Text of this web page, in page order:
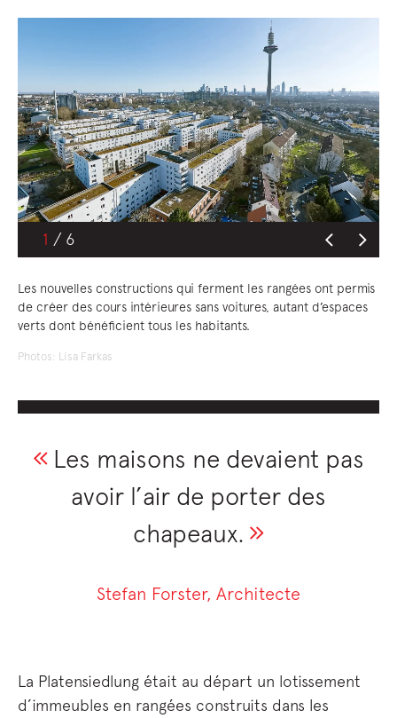
1
Les nouvelles constructions qui ferment les rangées ont permis
de créer des cours intérieures sans voitures, autant d’espaces
verts dont bénéficient tous les habitants.
Photos: Lisa Farkas
Les maisons ne devaient pas
avoir l’air de porter des
chapeaux.
Stefan Forster, Architecte
La Platensiedlung était au départ un lotissement
d’immeubles en rangées construits dans les